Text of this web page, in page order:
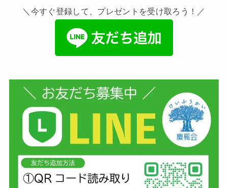
＼今すぐ登録して、プレゼントを受け取ろう！／